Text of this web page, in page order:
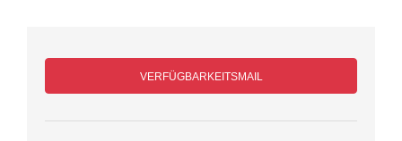
VERFÜGBARKEITSMAIL